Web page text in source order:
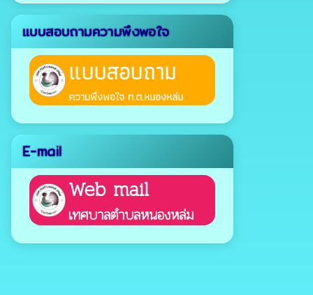
แบบสอบถามความพึงพอใจ
แบบสอบถาม
ความพึงพอใจ ท.ต.หนองหล่ม
E-mail
Web mail
เทศบาลตำบลหนองหล่ม